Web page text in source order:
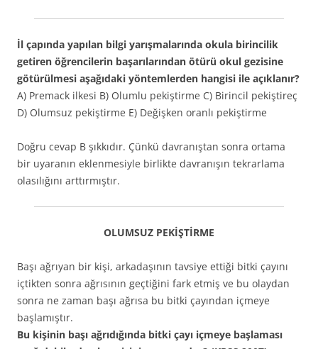
İl çapında yapılan bilgi yarışmalarında okula birincilik
getiren öğrencilerin başarılarından ötürü okul gezisine
götürülmesi aşağıdaki yöntemlerden hangisi ile açıklanır?
A) Premack ilkesi B) Olumlu pekiştirme C) Birincil pekiştireç
D) Olumsuz pekiştirme E) Değişken oranlı pekiştirme
Doğru cevap B şıkkıdır. Çünkü davranıştan sonra ortama
bir uyaranın eklenmesiyle birlikte davranışın tekrarlama
olasılığını arttırmıştır.
OLUMSUZ PEKİŞTİRME
Başı ağrıyan bir kişi, arkadaşının tavsiye ettiği bitki çayını
içtikten sonra ağrısının geçtiğini fark etmiş ve bu olaydan
sonra ne zaman başı ağrısa bu bitki çayından içmeye
başlamıştır.
Bu kişinin başı ağrıdığında bitki çayı içmeye başlaması